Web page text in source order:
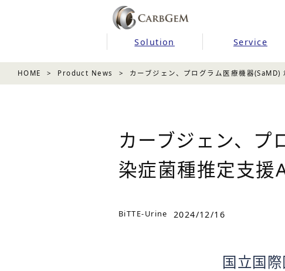
Solution Service
HOME Product News カーブジェン、プログラム医療機器
カーブジェン、プ
染症菌種推定支援
BiTTE-Urine 2024/12/16
国立国